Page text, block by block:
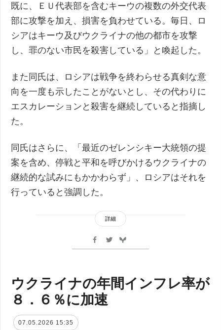
既に、ＥＵ代表部を含むキーウの複数の外交代表
部に攻撃を加え、損害を負わせている。毎日、ロ
シアはキーウ及びウクライナの他の都市を攻撃
し、罪のない市民を殺害している」と喚起した。
また同氏は、ロシアは戦争を終わらせる真剣な意
向を一度も示したことがないとし、その代わりに
エスカレーションと殺害を継続していると指摘し
た。
同氏はさらに、「最近のゼレンシキー大統領の提
案を含め、停戦と平和を呼びかけるウクライナの
継続的な試みにもかかわらず」、ロシアはそれを
行っていると強調した。
詳細
ウクライナの年間インフレ率が
８．６％に加速
07.05.2026 15:35